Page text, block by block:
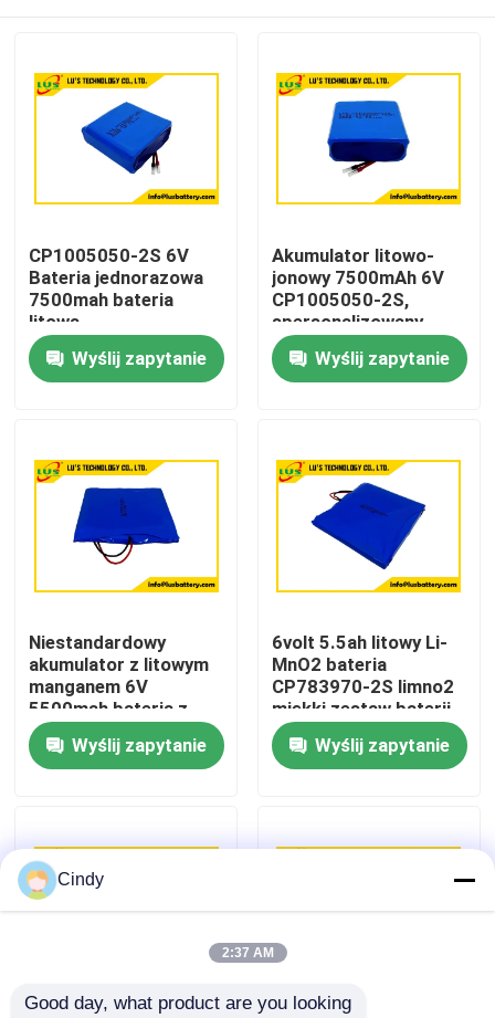
Dom
O nas
Wycieczka po fabryce
Kontrola jakości
Skontaktuj się z nami
Przypadki
Bateria litowo-manganowo-dwutlenkowa
CP1005050-2S 6V
Bateria jednorazowa
7500mah bateria
litowa
Wyślij zapytanie
Akumulator litowo-
jonowy 7500mAh 6V
CP1005050-2S,
spersonalizowany
pakiet baterii litowych
Wyślij zapytanie
Niestandardowy
akumulator z litowym
manganem 6V
5500mah bateria z
cienkimi ogniwami
baterii CP783970-2S
Wyślij zapytanie
6volt 5.5ah litowy Li-
MnO2 bateria
CP783970-2S limno2
miękki zestaw baterii
OEM fabryki
Wyślij zapytanie
Cindy
2:37 AM
Good day, what product are you looking